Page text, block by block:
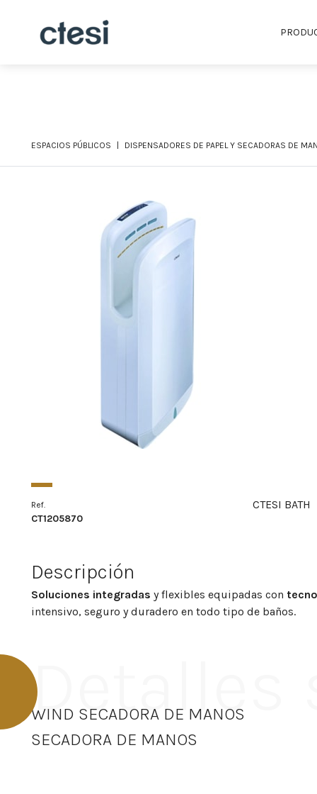
ESPACIOS PÚBLICOS DISPENSADORES DE PAPEL Y SECADORAS DE
Ref.
CT1205870
CTESI BATH
Descripción
Soluciones integradas y flexibles equipadas con
intensivo, seguro y duradero en todo tipo de baños.
Detalles
WIND SECADORA DE MANOS
SECADORA DE MANOS